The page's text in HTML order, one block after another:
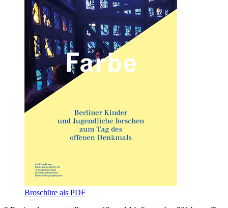
Broschüre als PDF